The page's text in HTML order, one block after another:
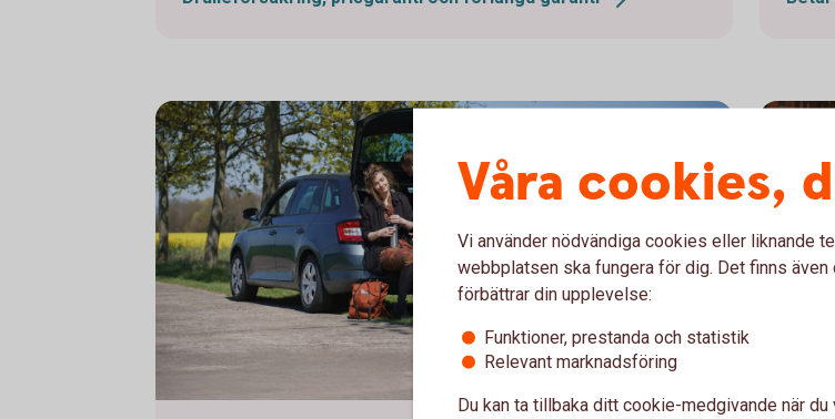
Våra cookies,
Vi använder nödvändiga cookies eller liknande
webbplatsen ska fungera för dig. Det finns även
förbättrar din upplevelse:
Funktioner, prestanda och statistik
Relevant marknadsföring
Du kan ta tillbaka ditt cookie-medgivande när